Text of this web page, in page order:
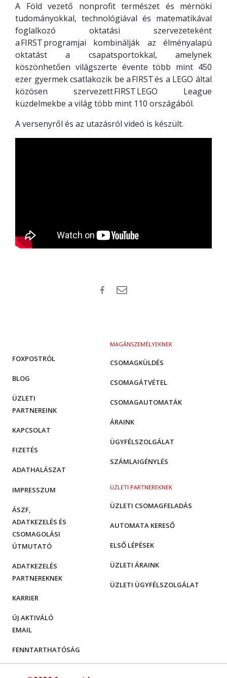
A Föld vezető nonprofit természet és mérnöki
tudományokkal, technológiával és matematikával
foglalkozó oktatási szervezeteként
a FIRST programjai kombinálják az élményalapú
oktatást a csapatsportokkal, amelynek
köszönhetően világszerte évente több mint 450
ezer gyermek csatlakozik be a FIRST és a LEGO által
közösen szervezett FIRST LEGO League
küzdelmekbe a világ több mint 110 országából.
A versenyről és az utazásról videó is készült.
MAGÁNSZEMÉLYEKNEK
CSOMAGKÜLDÉS
CSOMAGÁTVÉTEL
CSOMAGAUTOMATÁK
ÁRAINK
ÜGYFÉLSZOLGÁLAT
SZÁMLAIGÉNYLÉS
ÜZLETI PARTNEREKNEK
ÜZLETI CSOMAGFELADÁS
AUTOMATA KERESŐ
ELSŐ LÉPÉSEK
ÜZLETI ÁRAINK
ÜZLETI ÜGYFÉLSZOLGÁLAT
FOXPOSTRÓL
BLOG
ÜZLETI
PARTNEREINK
KAPCSOLAT
FIZETÉS
ADATHALÁSZAT
IMPRESSZUM
ÁSZF,
ADATKEZELÉS ÉS
CSOMAGOLÁSI
ÚTMUTATÓ
ADATKEZELÉS
PARTNEREKNEK
KARRIER
ÚJ AKTIVÁLÓ
EMAIL
FENNTARTHATÓSÁG